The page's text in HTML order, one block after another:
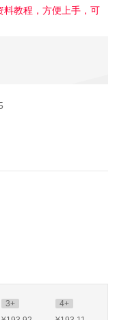
料教程，方便上手，可
3+
4+